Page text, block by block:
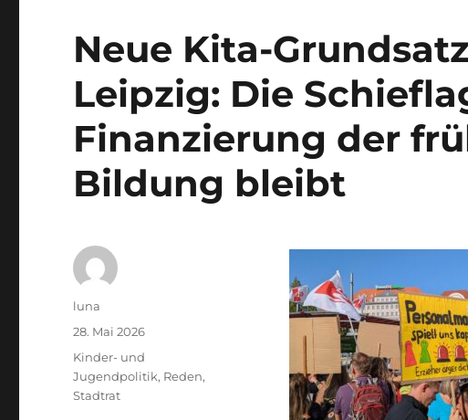
Neue Kita-
Leipzig: Die
Finanzierung der
Bildung bleibt
Autor
luna
Veröffentlicht
am
28. Mai 2026
Kategorien
Kinder- und
Jugendpolitik, Reden,
Stadtrat